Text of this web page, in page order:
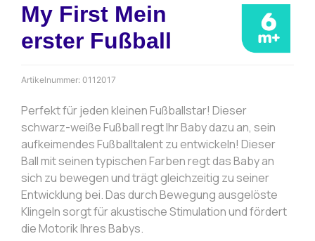
My First Mein
erster Fußball
Artikelnummer: 0112017
Perfekt für jeden kleinen Fußballstar! Dieser
schwarz-weiße Fußball regt Ihr Baby dazu an, sein
aufkeimendes Fußballtalent zu entwickeln! Dieser
Ball mit seinen typischen Farben regt das Baby an
sich zu bewegen und trägt gleichzeitig zu seiner
Entwicklung bei. Das durch Bewegung ausgelöste
Klingeln sorgt für akustische Stimulation und fördert
die Motorik Ihres Babys.